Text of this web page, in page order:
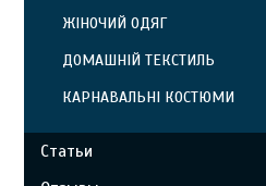
ЖІНОЧИЙ ОДЯГ
ДОМАШНІЙ ТЕКСТИЛЬ
КАРНАВАЛЬНІ КОСТЮМИ
Статьи